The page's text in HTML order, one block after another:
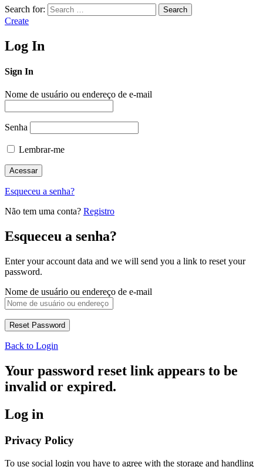
Search for: Search
Create
Log In
Sign In
Nome de usuário ou endereço de e-mail
Senha
Lembrar-me
Esqueceu a senha?
Não tem uma conta? Registro
Esqueceu a senha?
Enter your account data and we will send you a link to reset your
password.
Nome de usuário ou endereço de e-mail
Back to Login
Your password reset link appears to be
invalid or expired.
Log in
Privacy Policy
To use social login you have to agree with the storage and handling